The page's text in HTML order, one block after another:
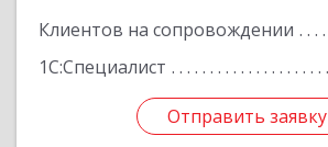
Клиентов на сопровождении
1С:Специалист
Отправить заявку
Отправить заявку